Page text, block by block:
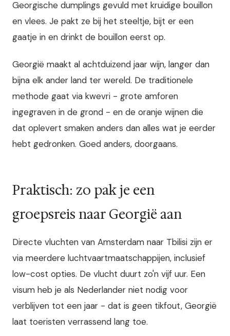
Georgische dumplings gevuld met kruidige bouillon
en vlees. Je pakt ze bij het steeltje, bijt er een
gaatje in en drinkt de bouillon eerst op.
Georgië maakt al achtduizend jaar wijn, langer dan
bijna elk ander land ter wereld. De traditionele
methode gaat via kwevri - grote amforen
ingegraven in de grond - en de oranje wijnen die
dat oplevert smaken anders dan alles wat je eerder
hebt gedronken. Goed anders, doorgaans.
Praktisch: zo pak je een
groepsreis naar Georgië aan
Directe vluchten van Amsterdam naar Tbilisi zijn er
via meerdere luchtvaartmaatschappijen, inclusief
low-cost opties. De vlucht duurt zo'n vijf uur. Een
visum heb je als Nederlander niet nodig voor
verblijven tot een jaar - dat is geen tikfout, Georgië
laat toeristen verrassend lang toe.